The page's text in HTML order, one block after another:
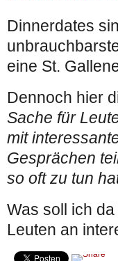
Dinnerdates
eine St.
Dennoch hier
Sache für
mit
Gesprächen
so oft zu tun
Was soll ich
Leuten an